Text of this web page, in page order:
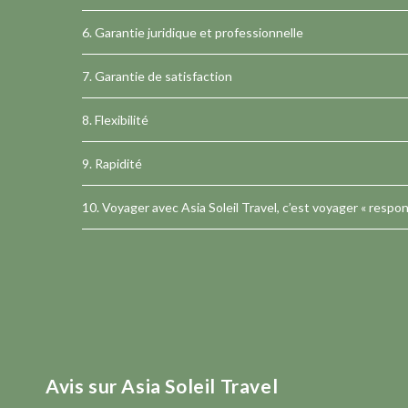
6. Garantie juridique et professionnelle
7. Garantie de satisfaction
8. Flexibilité
9. Rapidité
10. Voyager avec Asia Soleil Travel, c’est voyager «
Avis sur Asia Soleil Travel